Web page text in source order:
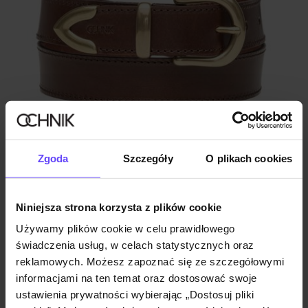
Zgoda Szczegóły O plikach cookies
Niniejsza strona korzysta z plików cookie
Używamy plików cookie w celu prawidłowego
świadczenia usług, w celach statystycznych oraz
reklamowych. Możesz zapoznać się ze szczegółowymi
informacjami na ten temat oraz dostosować swoje
ustawienia prywatności wybierając „Dostosuj pliki
Skórzany brązowy pasek damski